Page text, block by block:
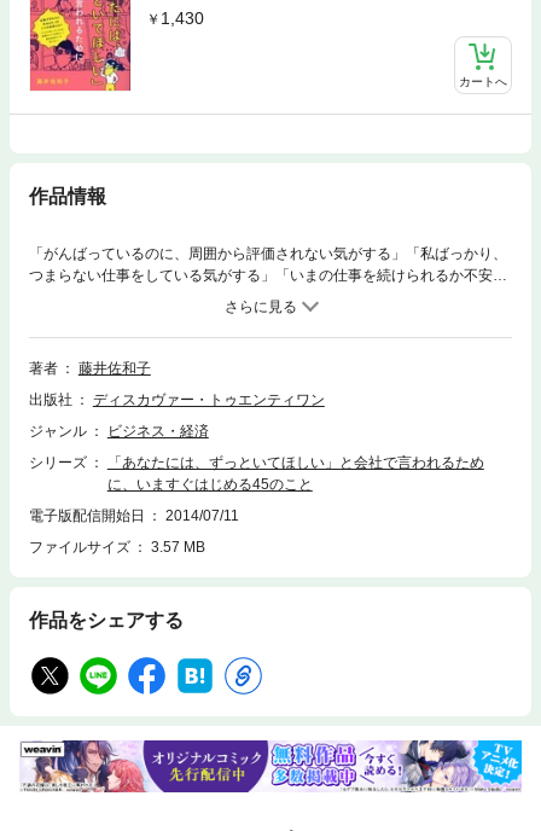
1,430
カートへ
作品情報
「がんばっているのに、周囲から評価されない気がする」「私ばっかり、
つまらない仕事をしている気がする」「いまの仕事を続けられるか不安。
資格を取ったほうがいいの？」 そんなふうに悩んだことはありません
か？ かつて、女性は結婚・出産したら退職し、専業主婦になるのが一般
的でした。ところが、近年、男性の雇用状況の悪化により、状況は変わり
ました。専業主婦は狭き門になり、多くの女性が結婚しても、出産して
す。これまで男性主体であった会社の仕事になじめなくて当たり前です。
一生働いていく覚悟がなくても、しょうがありません。これから、だんだ
に「ずっと会社にいてほしい」と思っているのかを知り、必要とされる人
材になるためのステップを用意したのが、本書です。■企業がラブコール
を送る女性の3つの条件■1 いつもごきげんで安定している2 会社全体を
見て仕事をしている3 小さなことでも日々改善している 著者は、数々
の有名企業で一般職や管理職女性向けの講演・研修を年間200回以上行
となく将来が不安なＯＬなみ子ちゃんと、謎のキャリアカウンセラーSAW
著者
藤井佐和子
出版社
ディスカヴァー・トゥエンティワン
ジャンル
ビジネス・経済
シリーズ
「あなたには、ずっといてほしい」と会社で言われるため
に、いますぐはじめる45のこと
電子版配信開始日
2014/07/11
ファイルサイズ
3.57 MB
作品をシェアする